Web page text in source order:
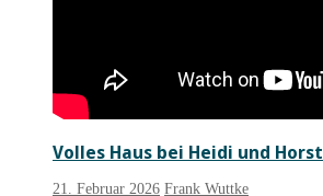
Volles Haus bei Heidi und Horst
21. Februar 2026 Frank Wuttke